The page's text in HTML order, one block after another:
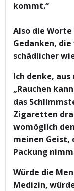
kommt.“
Also die
Gedanken,
schädlicher
Ich denke,
„Rauchen
das
Zigaretten
womöglich
meinen Geist,
Packung
Würde die
Medizin,